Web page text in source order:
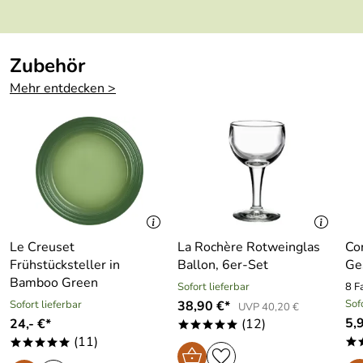
Hersteller: Le Creuset GmbH, Einsteinstrasse 44, 73230
Zubehör
Mehr entdecken >
Le Creuset
Frühstücksteller in
Bamboo Green
Sofort lieferbar
24,- €*
***** (11)
La Rochère Rotweinglas
Ballon, 6er-Set
Sofort lieferbar
38,90 €* UVP 40,20 €
***** (12)
8